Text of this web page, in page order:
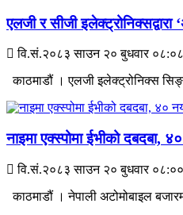
एलजी र सीजी
वि.सं.२०८३ साउन २० बुधवार ०८:०८
काठमाडौं । एलजी इलेक्ट्रोनिक्स
नाइमा एक्स्पोमा ईभीको दबदबा,
वि.सं.२०८३ साउन २० बुधवार ०८:००
काठमाडौं । नेपाली अटोमोबाइल